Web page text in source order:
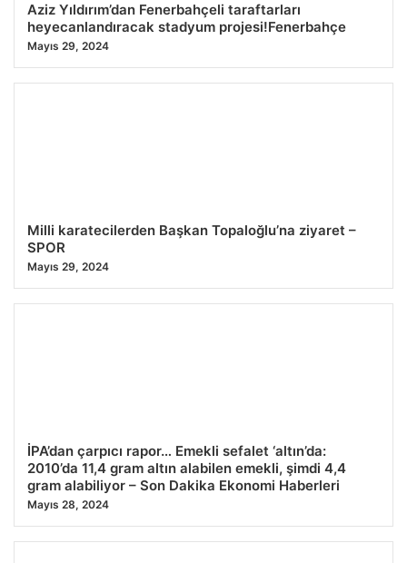
Aziz Yıldırım’dan Fenerbahçeli taraftarları
heyecanlandıracak stadyum projesi!Fenerbahçe
Mayıs 29, 2024
Milli karatecilerden Başkan Topaloğlu’na ziyaret –
SPOR
Mayıs 29, 2024
İPA’dan çarpıcı rapor… Emekli sefalet ‘altın’da:
2010’da 11,4 gram altın alabilen emekli, şimdi 4,4
gram alabiliyor – Son Dakika Ekonomi Haberleri
Mayıs 28, 2024